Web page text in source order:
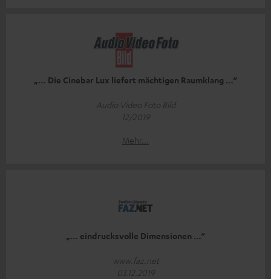
„… Die Cinebar Lux liefert mächtigen Raumklang …“
Audio Video Foto Bild
12/2019
Mehr...
„… eindrucksvolle Dimensionen …“
www.faz.net
03.12.2019